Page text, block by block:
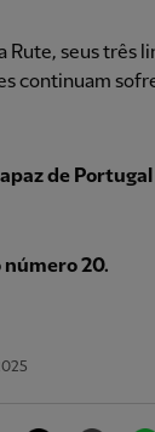
Rute, seus três
continuam
de Portugal
número 20.